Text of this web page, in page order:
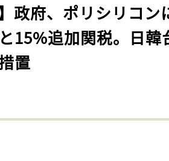
政府、ポリシリコン
15%追加関税。日韓
置